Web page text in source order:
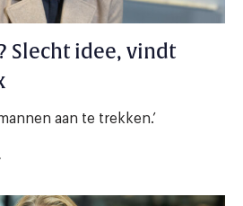
Slecht idee, vindt
aan te trekken.’